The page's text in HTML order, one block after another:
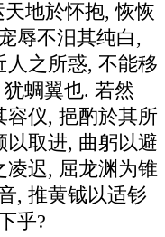
地於怀抱, 恢恢
辱不汨其纯白,
人之所惑, 不能移
蜩翼也. 若然
容仪, 挹酌於其所
以取进, 曲躬以避
凌迟, 屈龙渊为锥
, 推黄钺以适钐
乎?